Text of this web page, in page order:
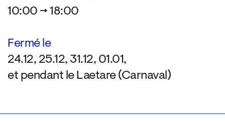
10:00 → 18:00
Fermé le
24.12, 25.12, 31.12, 01.01,
et pendant le Laetare (Carnaval)